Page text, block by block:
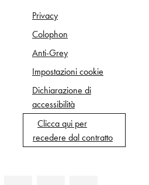
Privacy
Colophon
Anti-Grey
Impostazioni cookie
Dichiarazione di
accessibilità
Clicca qui per
recedere dal contratto